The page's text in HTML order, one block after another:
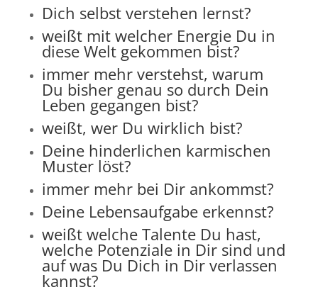
Dich selbst verstehen lernst?
weißt mit welcher Energie Du in
diese Welt gekommen bist?
immer mehr verstehst, warum
Du bisher genau so durch Dein
Leben gegangen bist?
weißt, wer Du wirklich bist?
Deine hinderlichen karmischen
Muster löst?
immer mehr bei Dir ankommst?
Deine Lebensaufgabe erkennst?
weißt welche Talente Du hast,
welche Potenziale in Dir sind und
auf was Du Dich in Dir verlassen
kannst?